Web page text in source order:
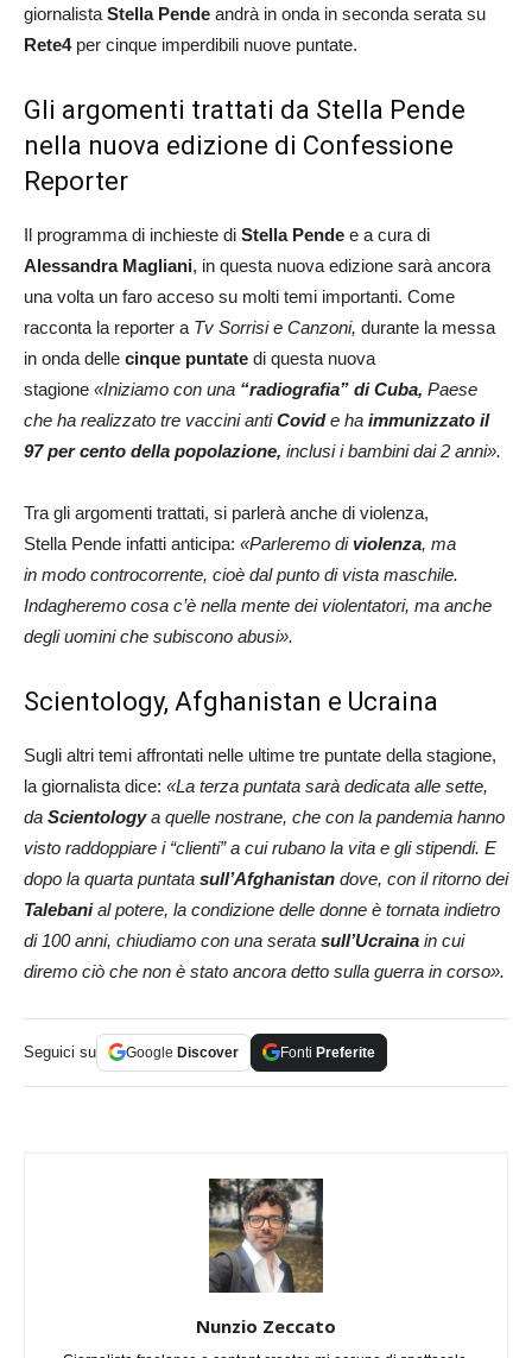
giornalista Stella Pende andrà in onda in seconda serata su
Rete4per cinque imperdibili nuove puntate.
Gli argomenti trattati da Stella Pende
nella nuova edizione di Confessione
Reporter
Il programma di inchieste di Stella Pende e a cura di
Alessandra Magliani, in questa nuova edizione sarà ancora
una volta un faro acceso su molti temi importanti. Come
racconta la reporter a Tv Sorrisi e Canzoni, durante la messa
in onda delle cinque puntate di questa nuova
stagione «Iniziamo con una “radiografia” di Cuba, Paese
che ha realizzato tre vaccini antiCovide ha immunizzato il
97 per cento della popolazione, inclusi i bambini dai 2 anni».
Tra gli argomenti trattati, si parlerà anche di violenza,
Stella Pende infatti anticipa: «Parleremo diviolenza, ma
in modo controcorrente, cioè dal punto di vista maschile.
Indagheremo cosa c’è nella mente dei violentatori, ma anche
degli uomini che subiscono abusi».
Scientology, Afghanistan e Ucraina
Sugli altri temi affrontati nelle ultime tre puntate della stagione,
la giornalista dice: «La terza puntata sarà dedicata alle sette,
da Scientologya quelle nostrane, che con la pandemia hanno
visto raddoppiare i “clienti” a cui rubano la vita e gli stipendi. E
dopo la quarta puntata sull’Afghanistan dove, con il ritorno dei
Talebanial potere, la condizione delle donne è tornata indietro
di 100 anni, chiudiamo con una serata sull’Ucraina in cui
diremo ciò che non è stato ancora detto sulla guerra in corso».
Seguici su Google Discover Fonti Preferite
Nunzio Zeccato